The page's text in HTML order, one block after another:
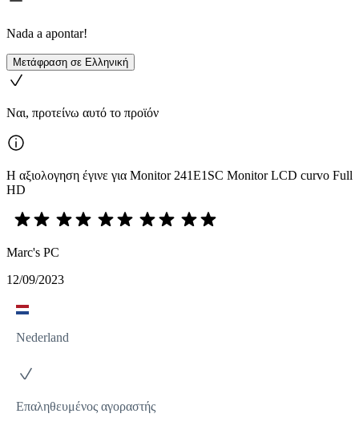
Nada a apontar!
Μετάφραση σε Ελληνική
Ναι, προτείνω αυτό το προϊόν
Η αξιολογηση έγινε για Monitor 241E1SC Monitor LCD curvo Full
HD
Marc's PC
12/09/2023
Nederland
Επαληθευμένος αγοραστής